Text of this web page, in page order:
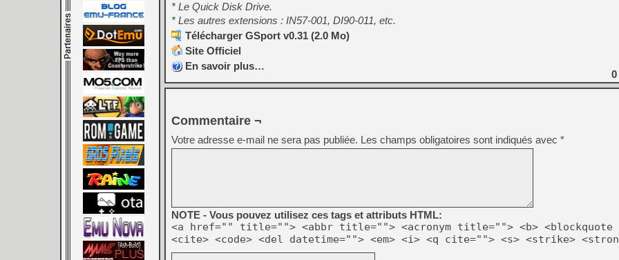
[GK] Oubliez Crazy Taxi,
[LS] [Switch] NSZ 5.0.0
[GK] No More Room in
[GK] Un chatbot Atelier
[GK] Mémoire cash -
[GK] Nvidia : le prix des
[GK] Suikoden Star Leap
[Mo5] La mini borne
[GK] Atari renoue avec les
[GK] Le studio de FIFA
[GK] La PlayStation 1 en
[GK] GTA 6 : Rockstar
* Le Quick Disk Drive.
* Les autres extensions : IN57-001, DI90-011, etc.
Télécharger GSport v0.31 (2.0 Mo)
Site Officiel
En savoir plus…
0
Commentaire ¬
Votre adresse e-mail ne sera pas publiée. Les champs obligatoires sont indiqués avec *
NOTE - Vous pouvez utilisez ces tags et attributs HTML:
<a href="" title=""> <abbr title=""> <acronym title=""> <b> <blockquote
<cite> <code> <del datetime=""> <em> <i> <q cite=""> <s> <strike>